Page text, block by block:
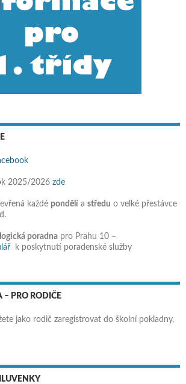
2025/2026 zde
každé pondělí a středu o velké přestávce
poradna pro Prahu 10 –
k poskytnutí poradenské služby
PRO RODIČE
jako rodič zaregistrovat do školní pokladny,